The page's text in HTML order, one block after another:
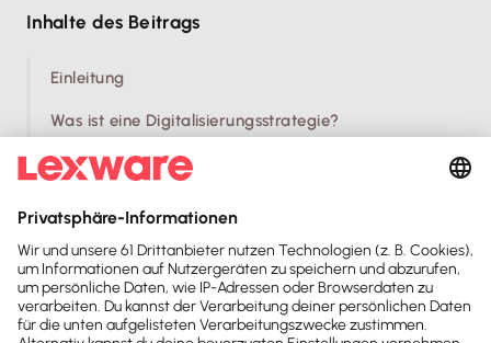
Inhalte des Beitrags
Einleitung
Was ist eine Digitalisierungsstrategie?
Warum bzw. wann sollte ein Unternehmen eine
Erfolgreiche Strategien aus dem Handwerk
Erfolgreiche Strategien aus der